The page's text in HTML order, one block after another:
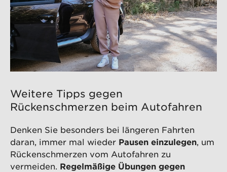
Weitere Tipps gegen
Rückenschmerzen beim Autofahren
Denken Sie besonders bei längeren Fahrten
daran, immer mal wieder Pausen einzulegen , um
Rückenschmerzen vom Autofahren zu
vermeiden. Regelmäßige Übungen gegen